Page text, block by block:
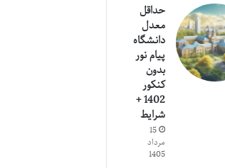
حداقل
معدل
دانشگاه
پیام نور
بدون
کنکور
1402 +
شرایط
15
مرداد
1405